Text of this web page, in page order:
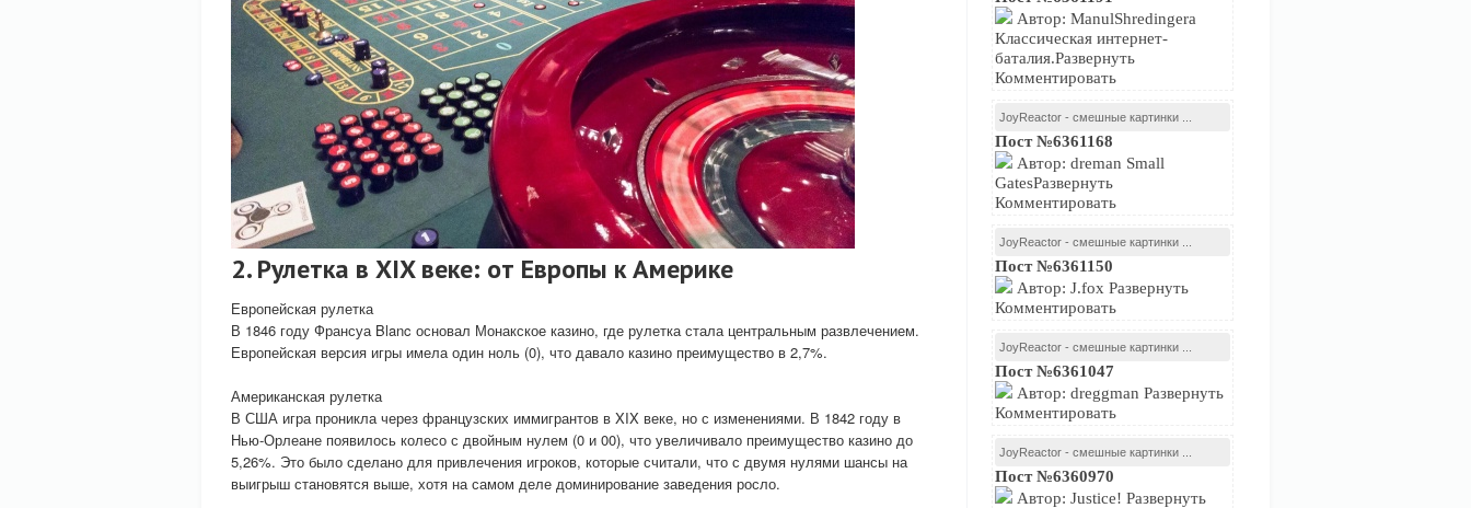
Автор: ManulShredingera
Классическая интернет-
баталия.Развернуть
Комментировать
JoyReactor - смешные картинки ...
Пост №6361168
Автор: dreman Small
GatesРазвернуть
Комментировать
JoyReactor - смешные картинки ...
Пост №6361150
Автор: J.fox Развернуть
Комментировать
JoyReactor - смешные картинки ...
Пост №6361047
Автор: dreggman Развернуть
Комментировать
JoyReactor - смешные картинки ...
Пост №6360970
Автор: Justice! Развернуть
2. Рулетка в XIX веке: от Европы к Америке
Европейская рулетка
В 1846 году Франсуа Blanc основал Монакское казино, где рулетка стала центральным развлечением.
Европейская версия игры имела один ноль (0), что давало казино преимущество в 2,7%.
Американская рулетка
В США игра проникла через французских иммигрантов в XIX веке, но с изменениями. В 1842 году в
Нью-Орлеане появилось колесо с двойным нулем (0 и 00), что увеличивало преимущество казино до
5,26%. Это было сделано для привлечения игроков, которые считали, что с двумя нулями шансы на
выигрыш становятся выше, хотя на самом деле доминирование заведения росло.